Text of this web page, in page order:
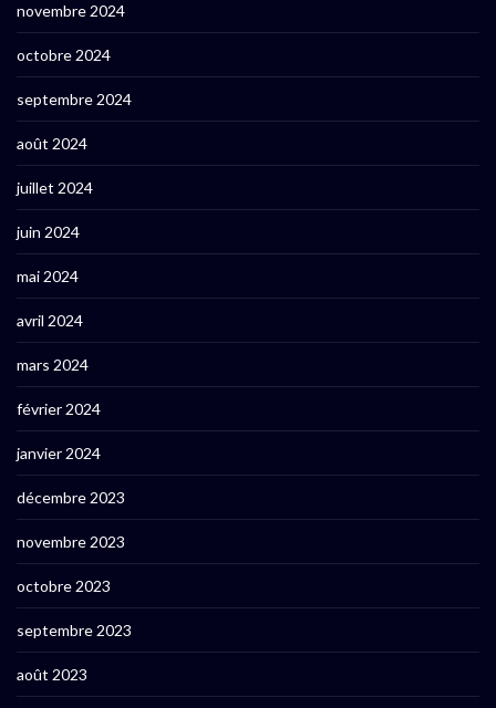
novembre 2024
octobre 2024
septembre 2024
août 2024
juillet 2024
juin 2024
mai 2024
avril 2024
mars 2024
février 2024
janvier 2024
décembre 2023
novembre 2023
octobre 2023
septembre 2023
août 2023